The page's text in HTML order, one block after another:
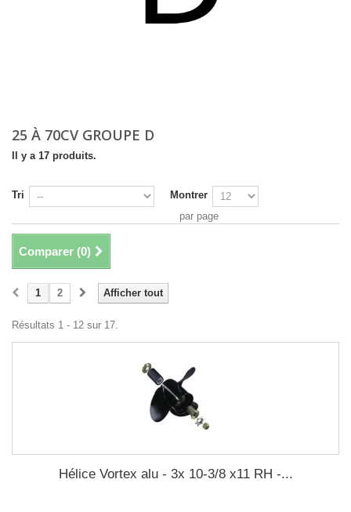
25 À 70CV GROUPE D
Il y a 17 produits.
Tri
Montrer
par page
Comparer (0)
Afficher tout
1 2
Résultats 1 - 12 sur 17.
Hélice Vortex alu - 3x 10-3/8 x11 RH -...